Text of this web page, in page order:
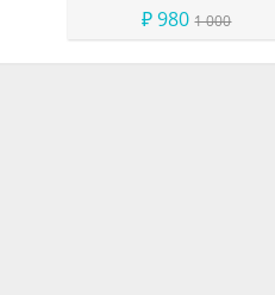
микрофильный гибридный
₽ 9801 000